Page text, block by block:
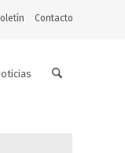
Contacto